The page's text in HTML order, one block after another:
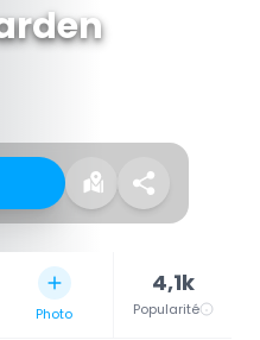
Photo
4,1k
Popularité